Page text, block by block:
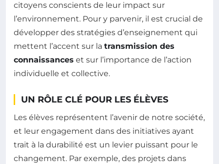
citoyens conscients de leur impact sur
l’environnement. Pour y parvenir, il est crucial de
développer des stratégies d’enseignement qui
mettent l’accent sur la transmission des
connaissances et sur l’importance de l’action
individuelle et collective.
UN RÔLE CLÉ POUR LES ÉLÈVES
Les élèves représentent l’avenir de notre société,
et leur engagement dans des initiatives ayant
trait à la durabilité est un levier puissant pour le
changement. Par exemple, des projets dans